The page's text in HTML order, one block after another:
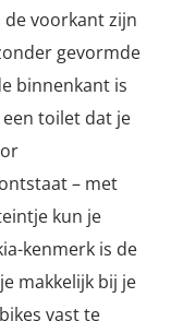
voorkant zijn
gevormde
binnenkant is
toilet dat je
– met
kun je
kenmerk is de
makkelijk bij je
vast te